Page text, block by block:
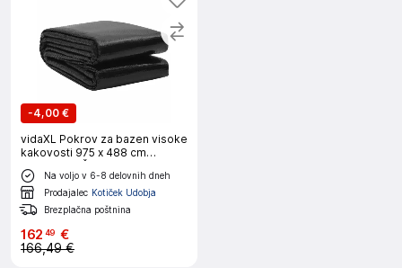
-4,00 €
vidaXL Pokrov za bazen visoke
kakovosti 975 x 488 cm
Kvadrat PE Črna
Na voljo v 6-8 delovnih dneh
Prodajalec Kotiček Udobja
Brezplačna poštnina
162 49 €
166,49 €